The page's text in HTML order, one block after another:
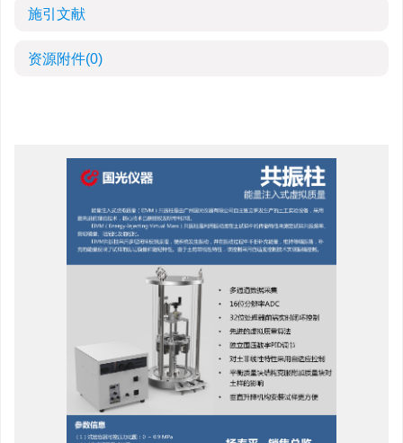
施引文献
资源附件(0)